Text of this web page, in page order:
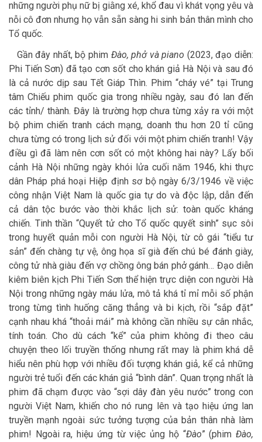
những người phụ nữ bị giằng xé, khổ đau vì khát vọng yêu và
nỗi cô đơn nhưng họ vẫn sẵn sàng hi sinh bản thân mình cho
Tổ quốc.
Gần đây nhất, bộ phim Đào, phở và piano (2023, đạo diễn:
Phi Tiến Sơn) đã tạo cơn sốt cho khán giả Hà Nội và sau đó
là cả nước dịp sau Tết Giáp Thìn. Phim “cháy vé” tại Trung
tâm Chiếu phim quốc gia trong nhiều ngày, sau đó lan đến
các tỉnh/ thành. Đây là trường hợp chưa từng xảy ra với một
bộ phim chiến tranh cách mạng, doanh thu hơn 20 tỉ cũng
chưa từng có trong lịch sử đối với một phim chiến tranh! Vậy
điều gì đã làm nên cơn sốt có một không hai này? Lấy bối
cảnh Hà Nội những ngày khói lửa cuối năm 1946, khi thực
dân Pháp phá hoại Hiệp định sơ bộ ngày 6/3/1946 về việc
công nhận Việt Nam là quốc gia tự do và độc lập, dẫn đến
cả dân tộc bước vào thời khắc lịch sử: toàn quốc kháng
chiến. Tinh thần “Quyết tử cho Tổ quốc quyết sinh” sục sôi
trong huyết quản mỗi con người Hà Nội, từ cô gái “tiểu tư
sản” đến chàng tự vệ, ông họa sĩ già đến chú bé đánh giày,
công tử nhà giàu đến vợ chồng ông bán phở gánh… Đạo diễn
kiêm biên kịch Phi Tiến Sơn thể hiện trực diện con người Hà
Nội trong những ngày máu lửa, mô tả khá tỉ mỉ mỗi số phận
trong từng tình huống căng thẳng và bi kịch, rồi “sắp đặt”
cạnh nhau khá “thoải mái” mà không cần nhiều sự cân nhắc,
tính toán. Cho dù cách “kể” của phim không đi theo câu
chuyện theo lối truyền thống nhưng rất may là phim khá dễ
hiểu nên phù hợp với nhiều đối tượng khán giả, kể cả những
người trẻ tuổi đến các khán giả “bình dân”. Quan trọng nhất là
phim đã chạm được vào “sợi dây đàn yêu nước” trong con
người Việt Nam, khiến cho nó rung lên và tạo hiệu ứng lan
truyền mạnh ngoài sức tưởng tượng của bản thân nhà làm
phim! Ngoài ra, hiệu ứng từ việc ủng hộ “Đào” (phimĐào,